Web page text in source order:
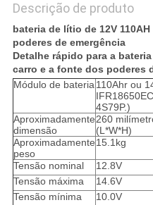
Descrição de produto
bateria de lítio de 12V
poderes de emergência
Detalhe rápido para a
carro e a fonte dos poderes
Módulo de bateria110Ahr ou
4S79P.)
Aproximadamente
dimensão
260
(L*W*H)
Aproximadamente
peso
15.1kg
Tensão nominal
12.8V
Tensão máxima
14.6V
Tensão mínima
10.0V